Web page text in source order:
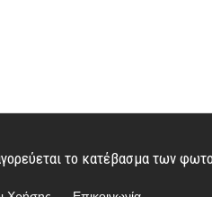
το κατέβασμα των